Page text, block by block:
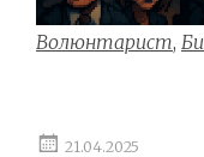
Волюнтарист,
21.04.2025